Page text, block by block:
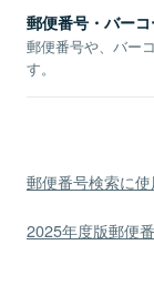
郵便番号・バー
郵便番号や、バー
す。
郵便番号検索に
2025年度版郵便